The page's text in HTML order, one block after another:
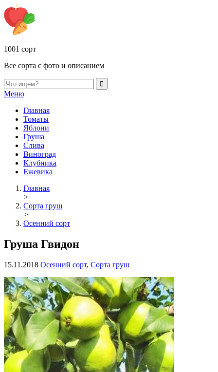
1001 сорт
Все сорта с фото и описанием
Меню
Главная
Томаты
Яблони
Груша
Слива
Виноград
Клубника
Ежевика
Главная
>
Сорта груш
>
Осенний сорт
Груша Гвидон
15.11.2018 Осенний сорт, Сорта груш